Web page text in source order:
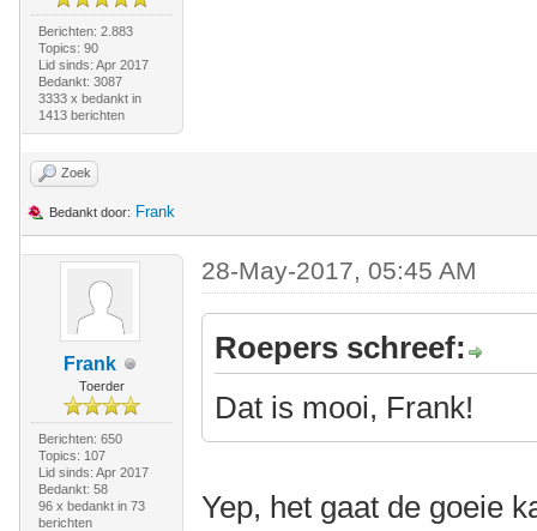
Berichten: 2.883
Topics: 90
Lid sinds: Apr 2017
Bedankt: 3087
3333 x bedankt in
1413 berichten
Zoek
Bedankt door: Frank
Frank
Toerder
Berichten: 650
Topics: 107
Lid sinds: Apr 2017
Bedankt: 58
96 x bedankt in 73
berichten
28-May-2017, 05:45 AM
Roepers schreef:
Dat is mooi, Frank!
Yep, het gaat de goeie